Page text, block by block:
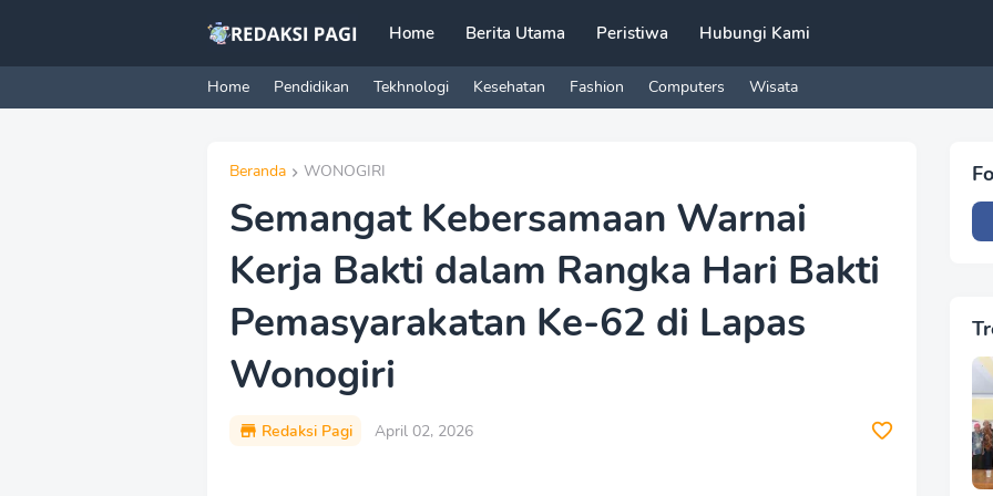
Home Berita Utama Peristiwa Hubungi Kami
Home Pendidikan Tekhnologi Kesehatan Fashion Computers Wisata
Beranda WONOGIRI
Semangat Kebersamaan Warnai
Kerja Bakti dalam Rangka Hari Bakti
Pemasyarakatan Ke-62 di Lapas
Wonogiri
Redaksi Pagi
April 02, 2026